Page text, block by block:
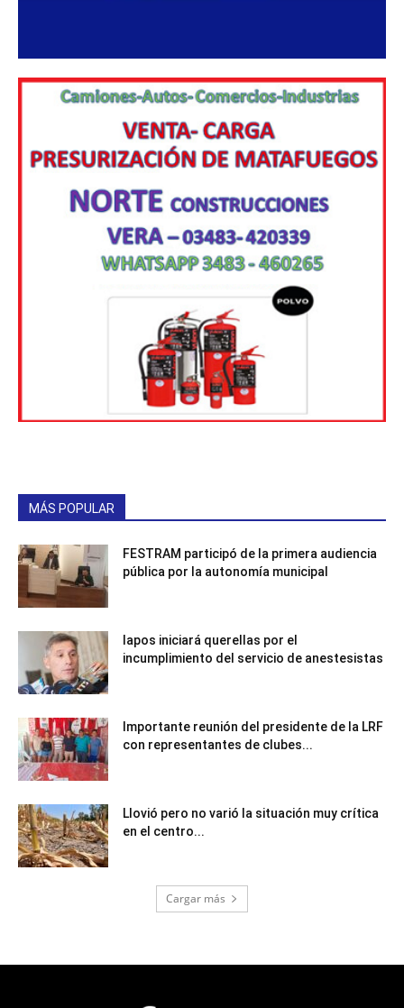
MÁS POPULAR
FESTRAM participó de la primera audiencia
pública por la autonomía municipal
Iapos iniciará querellas por el
incumplimiento del servicio de anestesistas
Importante reunión del presidente de la LRF
con representantes de clubes...
Llovió pero no varió la situación muy crítica
en el centro...
Cargar más